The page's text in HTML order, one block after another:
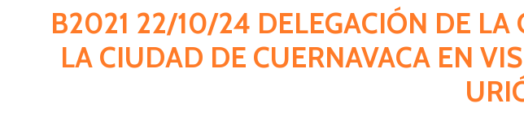
B2021 22/10/24 DELEGACIÓN DE LA
LA CIUDAD DE CUERNAVACA EN